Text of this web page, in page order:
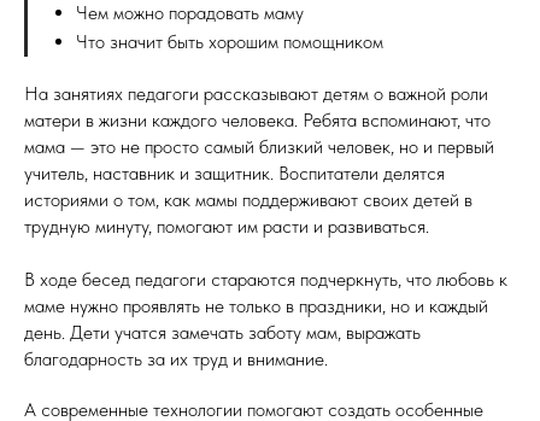
Чем можно порадовать маму
Что значит быть хорошим помощником
На занятиях педагоги рассказывают детям о важной роли
матери в жизни каждого человека. Ребята вспоминают, что
мама — это не просто самый близкий человек, но и первый
учитель, наставник и защитник. Воспитатели делятся
историями о том, как мамы поддерживают своих детей в
трудную минуту, помогают им расти и развиваться.
В ходе бесед педагоги стараются подчеркнуть, что любовь к
маме нужно проявлять не только в праздники, но и каждый
день. Дети учатся замечать заботу мам, выражать
благодарность за их труд и внимание.
А современные технологии помогают создать особенные